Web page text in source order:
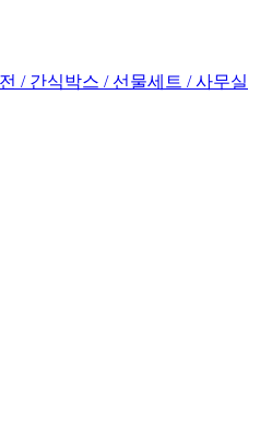
/ 간식박스 / 선물세트 / 사무실